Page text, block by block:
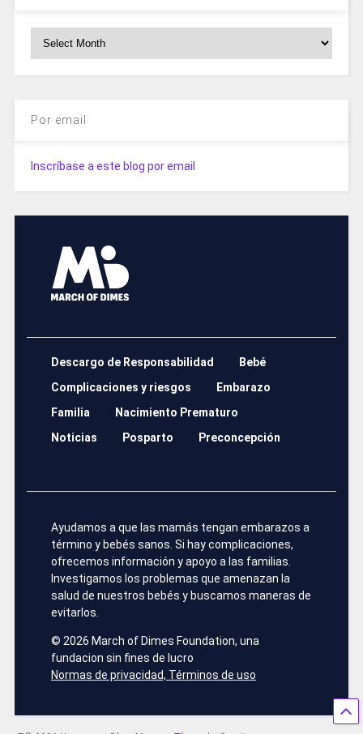
Por email
Inscríbase a este blog por email
Descargo de Responsabilidad
Bebé
Complicaciones y riesgos
Embarazo
Familia
Nacimiento Prematuro
Noticias
Posparto Preconcepción
Ayudamos a que las mamás tengan embarazos a
término y bebés sanos. Si hay complicaciones,
ofrecemos información y apoyo a las familias.
Investigamos los problemas que amenazan la
salud de nuestros bebés y buscamos maneras de
evitarlos.
© 2026 March of Dimes Foundation, una
fundacion sin fines de lucro
Normas de privacidad, Términos de uso